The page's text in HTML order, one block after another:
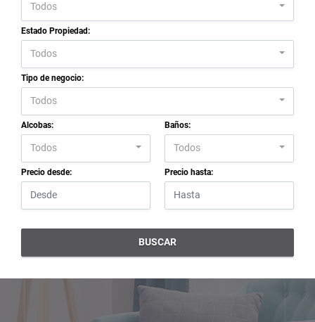
Todos
Estado Propiedad:
Todos
Tipo de negocio:
Todos
Alcobas:
Todos
Baños:
Todos
Precio desde: Precio hasta:
BUSCAR